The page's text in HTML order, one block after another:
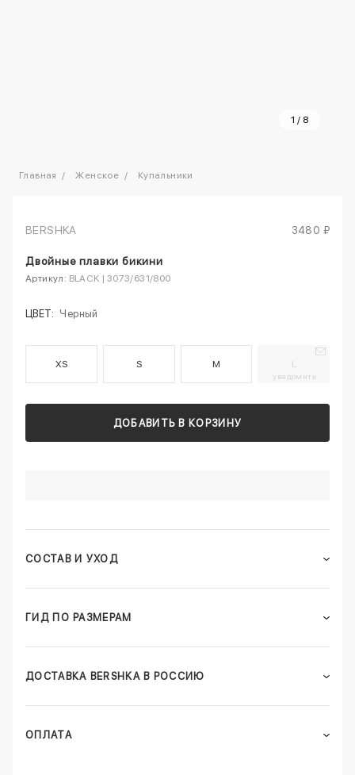
1 / 8
Главная Женское Купальники
BERSHKA 3480 ₽
Двойные плавки бикини
Артикул: BLACK | 3073/631/800
ЦВЕТ: Черный
XS S M L
уведомить
ДОБАВИТЬ В КОРЗИНУ
СОСТАВ И УХОД
ГИД ПО РАЗМЕРАМ
ДОСТАВКА BERSHKA В РОССИЮ
ОПЛАТА